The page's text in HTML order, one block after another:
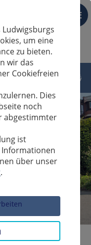
DE
Ludwigsburgs
um eine
zu bieten.
wir das
Cookiefreien
Dies
noch
abgestimmter
ist
Informationen
über unser
.